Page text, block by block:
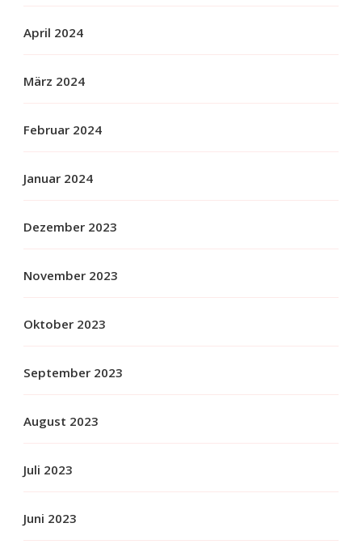
April 2024
März 2024
Februar 2024
Januar 2024
Dezember 2023
November 2023
Oktober 2023
September 2023
August 2023
Juli 2023
Juni 2023